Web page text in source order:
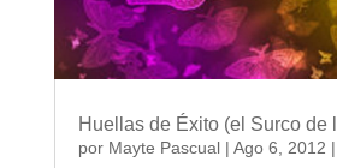
Huellas de Éxito (el Surco de
por Mayte Pascual| Ago 6, 2012 |